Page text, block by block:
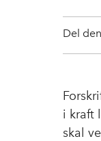
Del
i kraft
skal